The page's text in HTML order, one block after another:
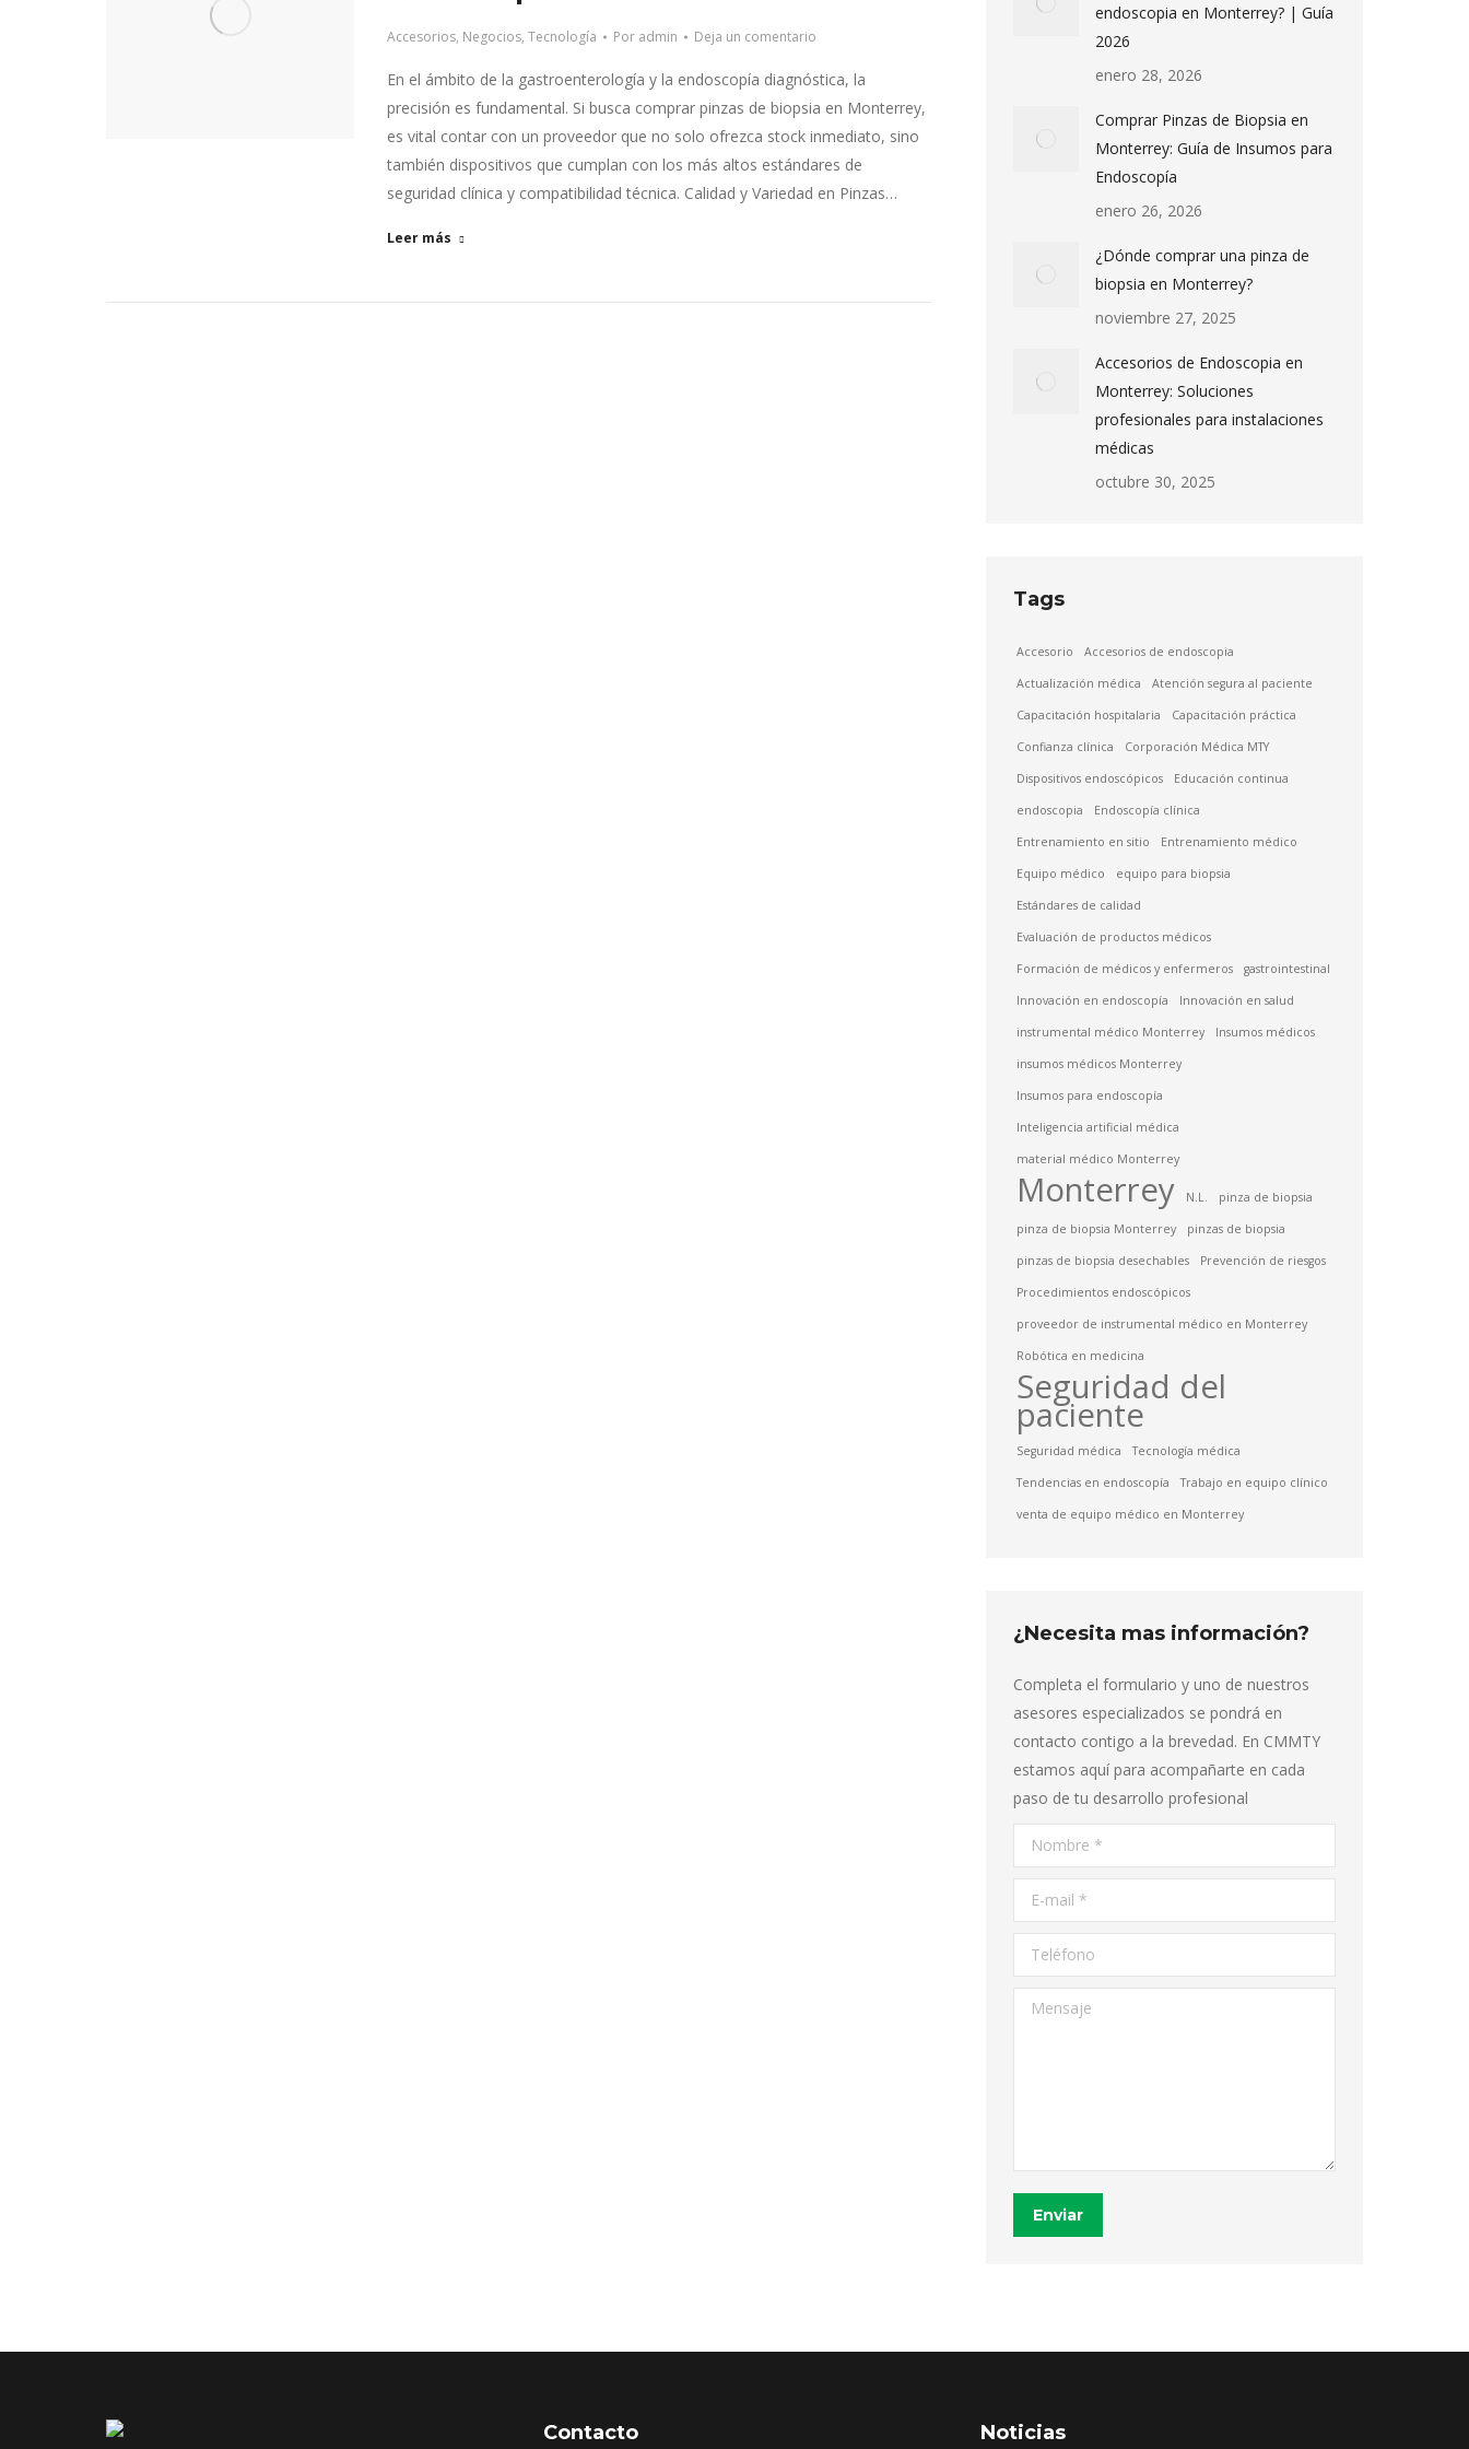
Accesorios, Negocios, Tecnología Por admin Deja un comentario
En el ámbito de la gastroenterología y la endoscopía diagnóstica, la
precisión es fundamental. Si busca comprar pinzas de biopsia en Monterrey,
es vital contar con un proveedor que no solo ofrezca stock inmediato, sino
también dispositivos que cumplan con los más altos estándares de
seguridad clínica y compatibilidad técnica. Calidad y Variedad en Pinzas…
Leer más
endoscopia en Monterrey? | Guía
2026
enero 28, 2026
Comprar Pinzas de Biopsia en
Monterrey: Guía de Insumos para
Endoscopía
enero 26, 2026
¿Dónde comprar una pinza de
biopsia en Monterrey?
noviembre 27, 2025
Accesorios de Endoscopia en
Monterrey: Soluciones
profesionales para instalaciones
médicas
octubre 30, 2025
Tags
Accesorio Accesorios de endoscopia
Actualización médica Atención segura al paciente
Capacitación hospitalaria Capacitación práctica
Confianza clínica Corporación Médica MTY
Dispositivos endoscópicos Educación continua
endoscopia Endoscopía clínica
Entrenamiento en sitio Entrenamiento médico
Equipo médico equipo para biopsia
Estándares de calidad
Evaluación de productos médicos
Formación de médicos y enfermeros gastrointestinal
Innovación en endoscopía Innovación en salud
instrumental médico Monterrey Insumos médicos
insumos médicos Monterrey
Insumos para endoscopía
Inteligencia artificial médica
material médico Monterrey
Monterrey N.L. pinza de biopsia
pinza de biopsia Monterrey pinzas de biopsia
pinzas de biopsia desechables Prevención de riesgos
Procedimientos endoscópicos
proveedor de instrumental médico en Monterrey
Robótica en medicina
Seguridad del
paciente
Seguridad médica Tecnología médica
Tendencias en endoscopía Trabajo en equipo clínico
venta de equipo médico en Monterrey
¿Necesita mas información?
Completa el formulario y uno de nuestros
asesores especializados se pondrá en
contacto contigo a la brevedad. En CMMTY
estamos aquí para acompañarte en cada
paso de tu desarrollo profesional
Nombre *
E-mail *
Teléfono
Mensaje
Enviar
Contacto Noticias